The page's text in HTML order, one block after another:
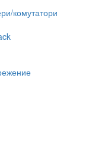
комутатори